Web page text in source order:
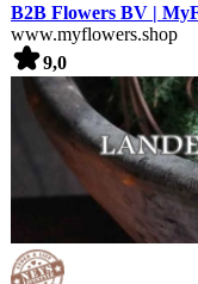
B2B Flowers BV |
www.myflowers.shop
9,0